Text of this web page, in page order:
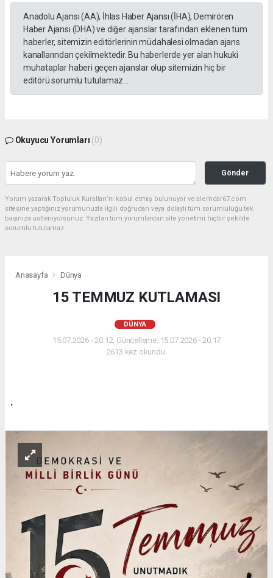
Anadolu Ajansı (AA), İhlas Haber Ajansı (İHA), Demirören
Haber Ajansı (DHA) ve diğer ajanslar tarafından eklenen tüm
haberler, sitemizin editörlerinin müdahalesi olmadan ajans
kanallarından çekilmektedir. Bu haberlerde yer alan hukuki
muhataplar haberi geçen ajanslar olup sitemizin hiç bir
editörü sorumlu tutulamaz...
Okuyucu Yorumları (0)
Gönder
Yorum yazarak Topluluk Kuralları’nı kabul etmiş bulunuyor ve alemdar67.com
sitesine yaptığınız yorumunuzla ilgili doğrudan veya dolaylı tüm sorumluluğu tek
başınıza üstleniyorsunuz. Yazılan tüm yorumlardan site yönetimi hiçbir şekilde
sorumlu tutulamaz.
Anasayfa Dünya
15 TEMMUZ KUTLAMASI
DÜNYA
15.07.2026 - 20:12, Güncelleme: 15.07.2026 - 20:17
2613 kez okundu.
.